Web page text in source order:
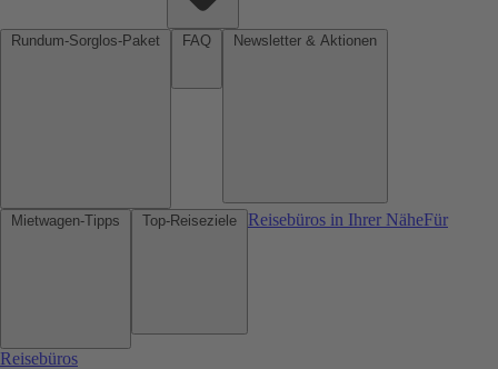
Reisebüros in Ihrer NäheFür
Reisebüros